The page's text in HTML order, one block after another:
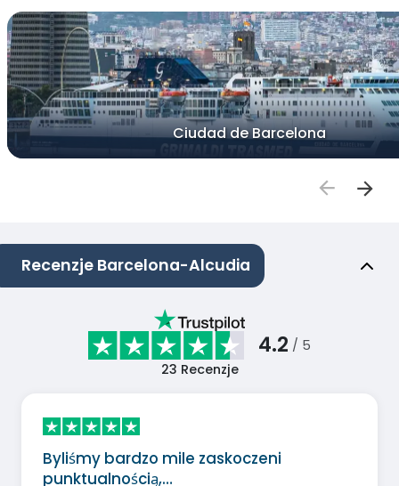
Ciudad de Barcelona
Recenzje Barcelona-Alcudia
4.2 / 5
23 Recenzje
Byliśmy bardzo mile zaskoczeni
punktualnością,…